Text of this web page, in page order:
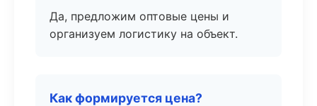
Да, предложим оптовые цены и
организуем логистику на объект.
Как формируется цена?